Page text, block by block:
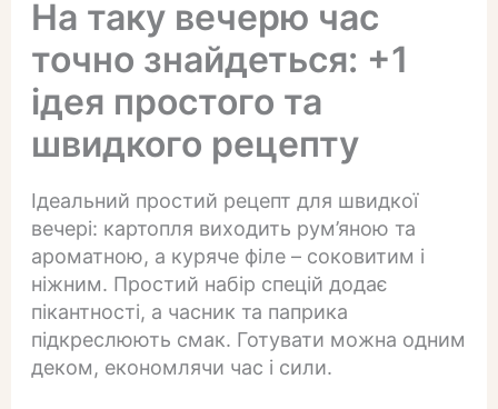
На таку вечерю час
точно знайдеться: +1
ідея простого та
швидкого рецепту
Ідеальний простий рецепт для швидкої
вечері: картопля виходить рум’яною та
ароматною, а куряче філе – соковитим і
ніжним. Простий набір спецій додає
пікантності, а часник та паприка
підкреслюють смак. Готувати можна одним
деком, економлячи час і сили.